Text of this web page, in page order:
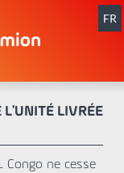
FR
L'UNITÉ LIVRÉE
Congo ne cesse